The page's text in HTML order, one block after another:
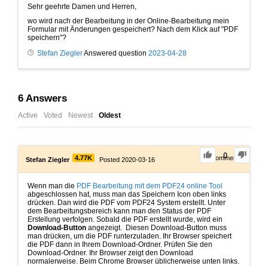
Sehr geehrte Damen und Herren,
wo wird nach der Bearbeitung in der Online-Bearbeitung mein
Formular mit Änderungen gespeichert? Nach dem Klick auf "PDF
speichern"?
Stefan ZieglerAnswered question 2023-04-28
6 Answers
Active Voted Newest Oldest
0
Stefan Ziegler 4.77K Posted 2020-03-16 0Comments
Wenn man die PDF Bearbeitung mit dem PDF24 online Tool
abgeschlossen hat, muss man das Speichern Icon oben links
drücken. Dan wird die PDF vom PDF24 System erstellt. Unter
dem Bearbeitungsbereich kann man den Status der PDF
Erstellung verfolgen. Sobald die PDF erstellt wurde, wird ein
Download-Button angezeigt. Diesen Download-Button muss
man drücken, um die PDF runterzuladen. Ihr Browser speichert
die PDF dann in Ihrem Download-Ordner. Prüfen Sie den
Download-Ordner. Ihr Browser zeigt den Download
normalerweise. Beim Chrome Browser üblicherweise unten links.